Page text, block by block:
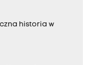
historia w